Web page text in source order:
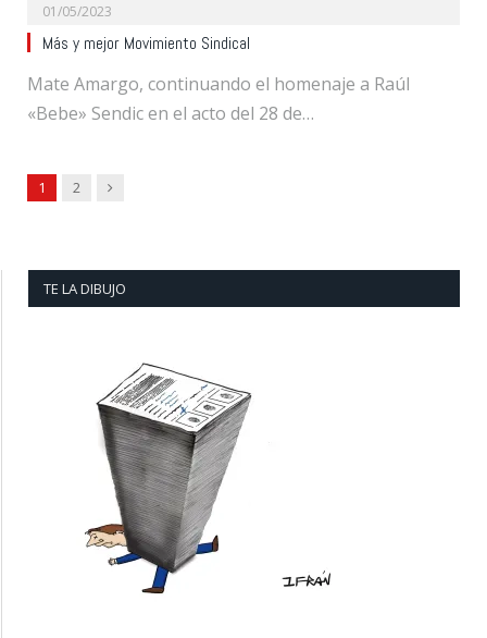
01/05/2023
Más y mejor Movimiento Sindical
Mate Amargo, continuando el homenaje a Raúl
«Bebe» Sendic en el acto del 28 de…
1 2 Next
TE LA DIBUJO